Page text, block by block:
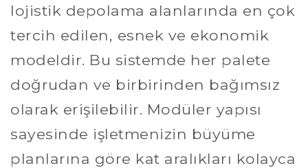
lojistik depolama alanlarında en çok
tercih edilen, esnek ve ekonomik
modeldir. Bu sistemde her palete
doğrudan ve birbirinden bağımsız
olarak erişilebilir. Modüler yapısı
sayesinde işletmenizin büyüme
planlarına göre kat aralıkları kolayca